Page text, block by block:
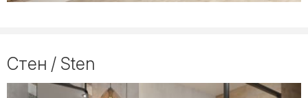
Стен / Sten